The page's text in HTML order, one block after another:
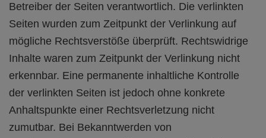
Betreiber der Seiten verantwortlich. Die verlinkten
Seiten wurden zum Zeitpunkt der Verlinkung auf
mögliche Rechtsverstöße überprüft. Rechtswidrige
Inhalte waren zum Zeitpunkt der Verlinkung nicht
erkennbar. Eine permanente inhaltliche Kontrolle
der verlinkten Seiten ist jedoch ohne konkrete
Anhaltspunkte einer Rechtsverletzung nicht
zumutbar. Bei Bekanntwerden von